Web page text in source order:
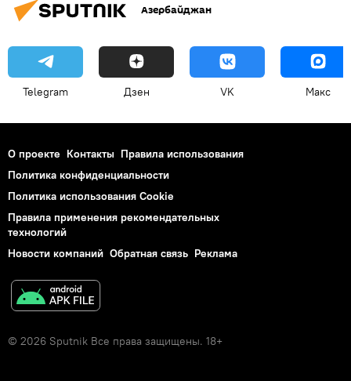
Азербайджан
Telegram Дзен VK Макс
О проекте Контакты Правила использования
Политика конфиденциальности
Политика использования Cookie
Правила применения рекомендательных
технологий
Новости компаний Обратная связь Реклама
© 2026 Sputnik Все права защищены. 18+